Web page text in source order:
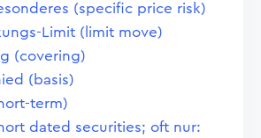
(specific price risk)
Limit (limit move)
(covering)
(basis)
term)
dated securities; oft nur: